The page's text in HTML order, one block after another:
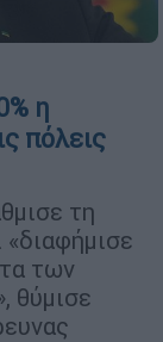
η
πόλεις
τη
των
θύμισε